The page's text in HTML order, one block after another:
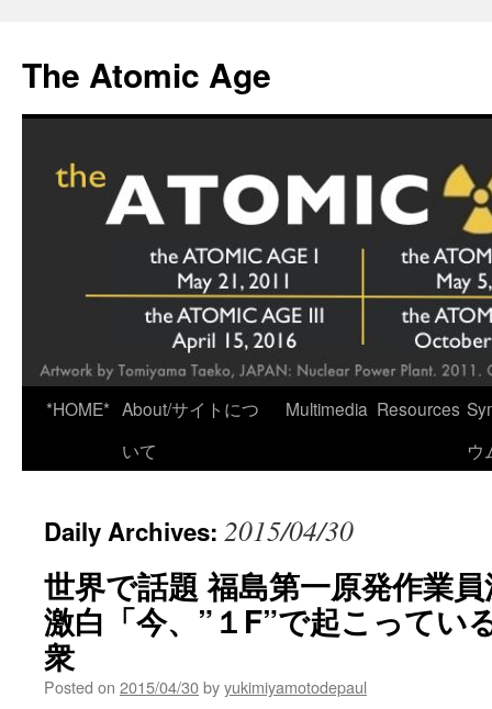
content
The Atomic Age
*HOME* About/サイトにつ
いて
Multimedia Resources
ウ
Daily Archives: 2015/04/30
世界で話題 福島第一原発作業
激白「今、”１F”で起こってい
衆
Posted on 2015/04/30byyukimiyamotodepaul